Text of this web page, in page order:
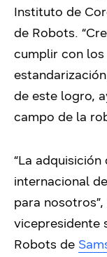
Instituto de
de Robots.
cumplir con
de este logro,
campo de la
“La
internacional
para
vicepresidente
Robots de